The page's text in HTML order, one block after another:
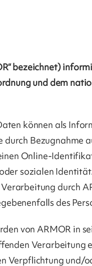
bezeichnet)
und dem
können als
durch
Online-
sozialen
durch
des
von ARMOR in
Verpflichtung und/